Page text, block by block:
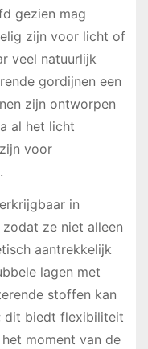
gezien mag
zijn voor licht of
veel natuurlijk
gordijnen een
zijn ontworpen
al het licht
voor
in
ze niet alleen
aantrekkelijk
lagen met
stoffen kan
dit biedt flexibiliteit
moment van de